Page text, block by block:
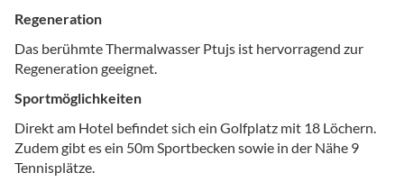
Regeneration
Das berühmte Thermalwasser Ptujs ist hervorragend zur
Regeneration geeignet.
Sportmöglichkeiten
Direkt am Hotel befindet sich ein Golfplatz mit 18 Löchern.
Zudem gibt es ein 50m Sportbecken sowie in der Nähe 9
Tennisplätze.